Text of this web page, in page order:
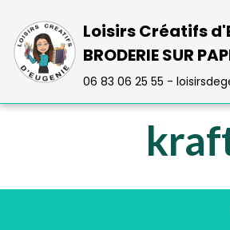
Loisirs Créatifs
BRODERIE SUR
06 83 06 25 55 -